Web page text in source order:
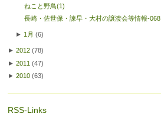
ねこと野鳥(1)
長崎・佐世保・諫早・大村の譲渡会等情報-068
► 1月 (6)
► 2012 (78)
► 2011 (47)
► 2010 (63)
RSS-Links